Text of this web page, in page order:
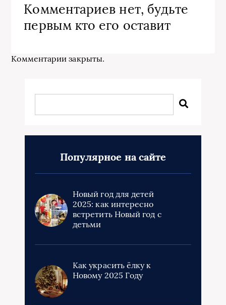
Комментариев нет, будьте
первым кто его оставит
Комментарии закрыты.
Популярное на сайте
Новый год для детей
2025: как интересно
встретить Новый год с
детьми
Как украсить ёлку к
Новому 2025 Году